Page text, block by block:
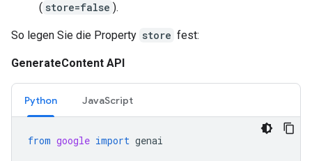
( store=false ).
So legen Sie die Property store fest:
GenerateContent API
Python JavaScript
from google import genai